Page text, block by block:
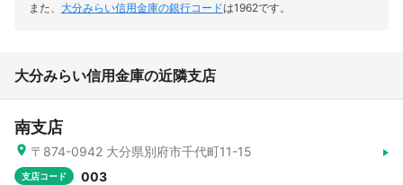
また、 大分みらい信用金庫の銀行コードは1962です。
大分みらい信用金庫の近隣支店
南支店
〒874-0942 大分県別府市千代町11-15
支店コード 003